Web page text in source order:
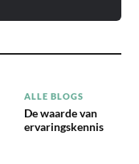
ALLE BLOGS
De waarde van
ervaringskennis